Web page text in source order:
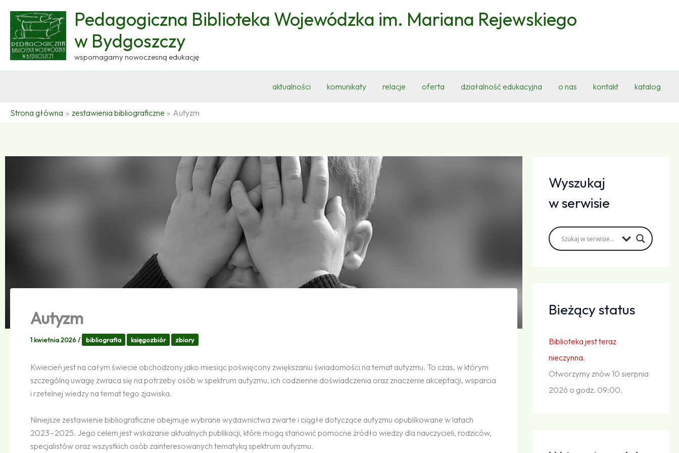
treści
Pedagogiczna Biblioteka Wojewódzka im. Mariana Rejewskiego
w Bydgoszczy
wspomagamy nowoczesną edukację
aktualności komunikaty relacje oferta działalność edukacyjna o nas kontakt katalog
Strona główna zestawienia bibliograficzne Autyzm
Autyzm
1 kwietnia 2026/ bibliografia księgozbiór zbiory
Kwiecień jest na całym świecie obchodzony jako miesiąc poświęcony zwiększaniu świadomości na temat autyzmu. To czas, w którym
szczególną uwagę zwraca się na potrzeby osób w spektrum autyzmu, ich codzienne doświadczenia oraz znaczenie akceptacji, wsparcia
i rzetelnej wiedzy na temat tego zjawiska.
Niniejsze zestawienie bibliograficzne obejmuje wybrane wydawnictwa zwarte i ciągłe dotyczące autyzmu opublikowane w latach
2023 – 2025. Jego celem jest wskazanie aktualnych publikacji, które mogą stanowić pomocne źródło wiedzy dla nauczycieli, rodziców,
specjalistów oraz wszystkich osób zainteresowanych tematyką spektrum autyzmu.
Wyszukaj
w serwisie
Bieżący status
Biblioteka jest teraz
nieczynna.
Otworzymy znów 10 sierpnia
2026 o godz. 09:00.